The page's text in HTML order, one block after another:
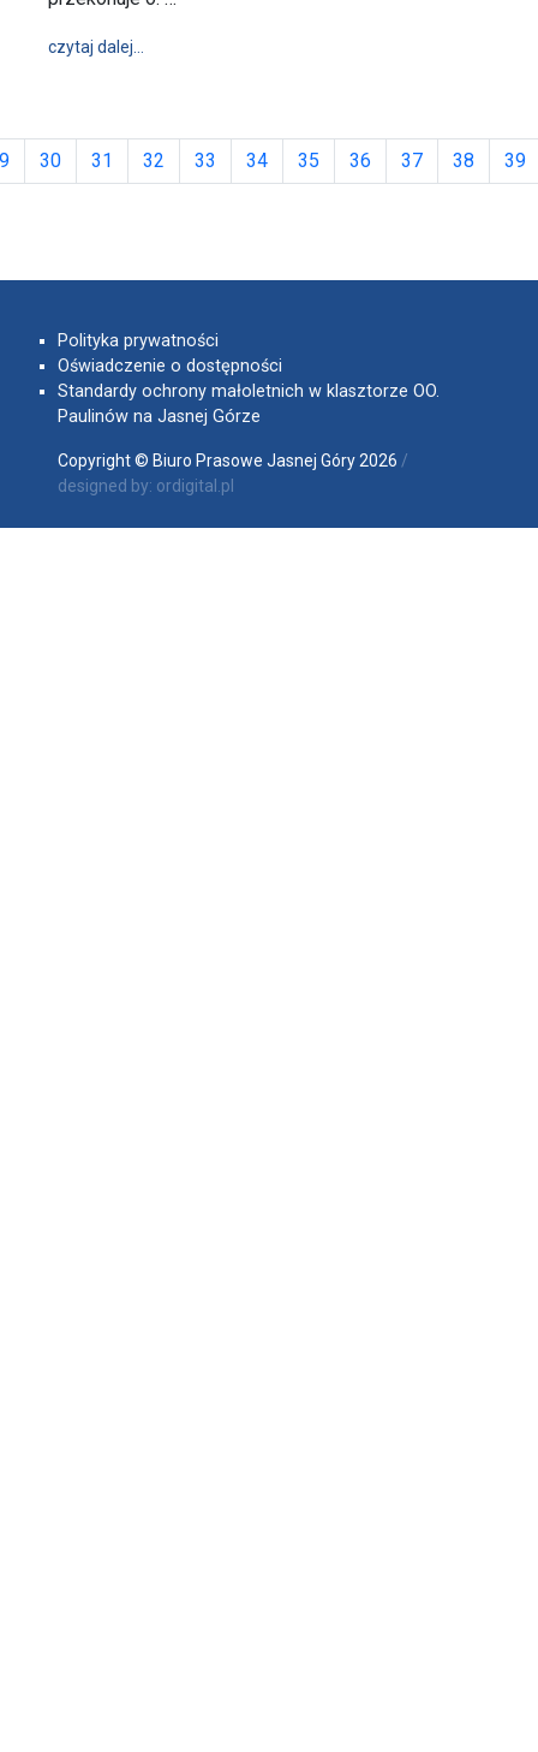
czytaj dalej…
30 31 32 33 34 35 36 37 38 39
Copyright © Biuro Prasowe Jasnej Góry 2026 /
designed by: ordigital.pl
Polityka prywatności
Oświadczenie o dostępności
Standardy ochrony małoletnich w klasztorze OO.
Paulinów na Jasnej Górze